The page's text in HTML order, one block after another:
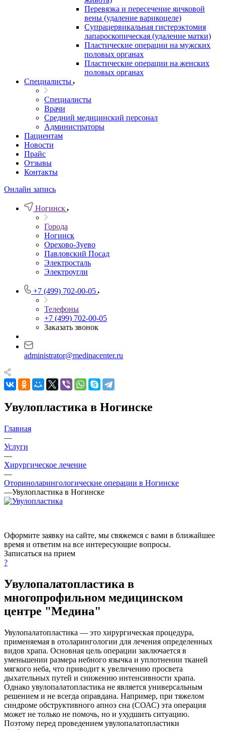
Перевязка и пересечение яичковой
вены (удаление варикоцеле)
Супрацервикальная гистерэктомия
лапароскопическая (удаление матки)
Пластические операции на мужских
половых органах
Пластические операции на женских
половых органах
Специалисты
Специалисты
Врачи
Средний медицинский персонал
Администраторы
Пациентам
Новости
Прайс
Отзывы
Контакты
Онлайн запись
Ногинск
Города
Ногинск
Орехово-Зуево
Павловский Посад
Электросталь
Электроугли
+7 (499) 702-00-05
Телефоны
+7 (499) 702-00-05
Заказать звонок
administrator@medinacenter.ru
Увулопластика в Ногинске
Главная
—
Услуги
—
Хирургическое лечение
—
Оториноларингологические операции в Ногинске
—Увулопластика в Ногинске
Оформите заявку на сайте, мы свяжемся с вами в ближайшее
время и ответим на все интересующие вопросы.
Записаться на прием
?
Увулопалатопластика в
многопрофильном медицинском
центре "Медина"
Увулопалатопластика — это хирургическая процедура,
применяемая в отоларингологии для лечения определенных
видов храпа. Основная цель операции заключается в
уменьшении размера небного язычка и уплотнении тканей
мягкого неба, что приводит к увеличению просвета
дыхательных путей и снижению интенсивности храпа.
Однако увулопалатопластика не является универсальным
решением и не всегда оправдана. Например, при тяжелом
синдроме обструктивного апноэ сна (СОАС) эта операция
может не только не помочь, но и ухудшить ситуацию.
Поэтому перед проведением увулопалатопластики